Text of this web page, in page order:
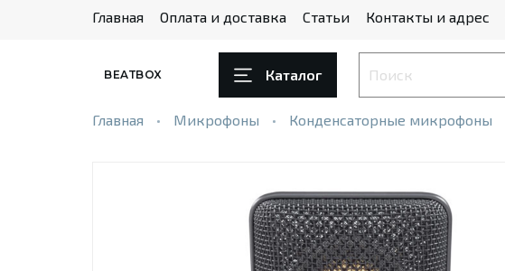
Главная Оплата и доставка Статьи Контакты и адрес
BEATBOX Каталог
Главная Микрофоны Конденсаторные микрофоны